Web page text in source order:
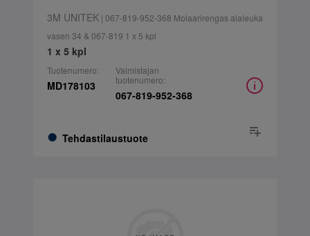
3M UNITEK| 067-819-952-368 Molaarirengas alaleuka
vasen 34 & 067-819 1 x 5 kpl
1 x 5 kpl
Tuotenumero:
MD178103
Tehdastilaustuote
Valmistajan
tuotenumero:
067-819-952-368